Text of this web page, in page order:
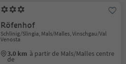
Röfenhof
Schlinig/Slingia, Mals/Malles, Vinschgau/Val
Venosta
3.0 km à partir de Mals/Malles centre
de